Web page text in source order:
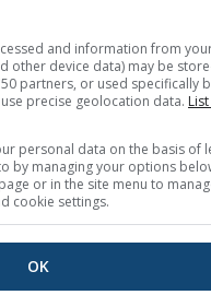
and information from
other device data) may be
partners, or used specifically
precise geolocation data.
personal data on the basis of
by managing your options
or in the site menu to
cookie settings.
OK